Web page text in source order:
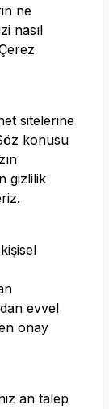
ne
nasıl
sitelerine
konusu
gizlilik
evvel
onay
an talep